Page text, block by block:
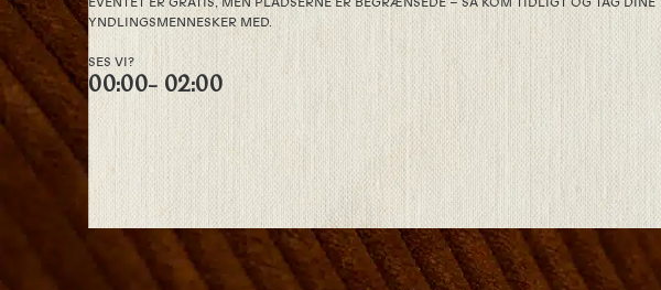
YNDLINGSMENNESKER MED.
SES VI?
00:00- 02:00